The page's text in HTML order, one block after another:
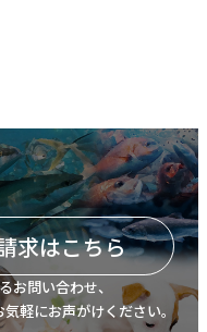
求はこちら
お問い合わせ、
軽にお声がけください。